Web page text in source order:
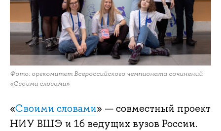
Фото: оргкомитет Всероссийского чемпионата сочинений
«Своими словами»
«Своими словами» — совместный проект
НИУ ВШЭ и 16 ведущих вузов России.